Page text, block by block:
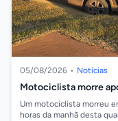
05/08/2026 • Notícias
Motociclista morre
Um motociclista morreu
horas da manhã desta